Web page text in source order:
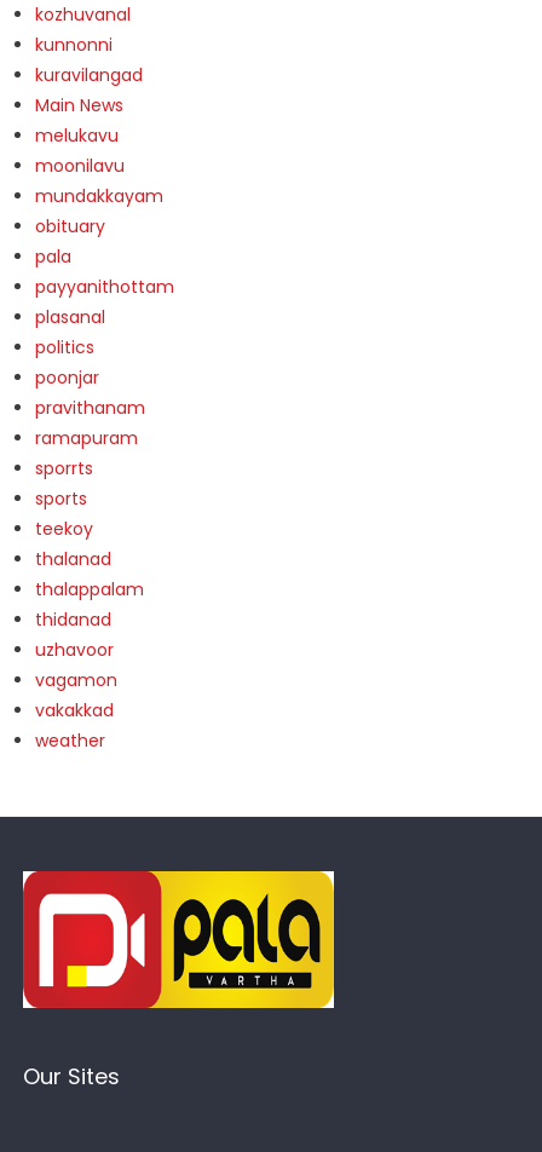
kozhuvanal
kunnonni
kuravilangad
Main News
melukavu
moonilavu
mundakkayam
obituary
pala
payyanithottam
plasanal
politics
poonjar
pravithanam
ramapuram
sporrts
sports
teekoy
thalanad
thalappalam
thidanad
uzhavoor
vagamon
vakakkad
weather
Our Sites